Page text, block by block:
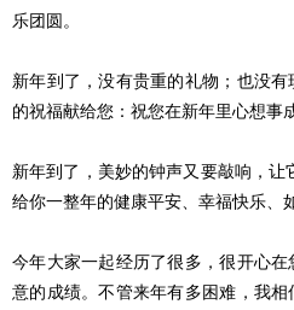
乐团圆。
新年到了，没有贵重的礼物；也没
的祝福献给您：祝您在新年里心想事
新年到了，美妙的钟声又要敲响，
给你一整年的健康平安、幸福快乐、
今年大家一起经历了很多，很开心
意的成绩。不管来年有多困难，我相